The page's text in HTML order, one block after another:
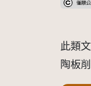
此類
陶板